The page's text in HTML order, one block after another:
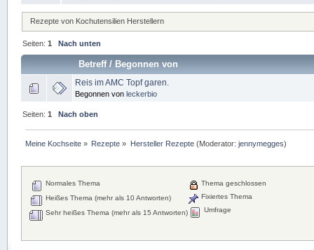
Rezepte von Kochutensilien Herstellern
Seiten:1 Nach unten
Betreff/ Begonnen von
Reis im AMC Topf garen.
Begonnen von leckerbio
Seiten:1 Nach oben
Meine Kochseite » Rezepte » Hersteller Rezepte(Moderator: jennymegges)
Normales Thema
Heißes Thema (mehr als 10 Antworten)
Sehr heißes Thema (mehr als 15 Antworten)
Thema geschlossen
Fixiertes Thema
Umfrage